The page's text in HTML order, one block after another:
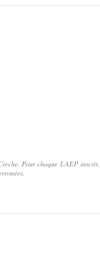
Pour chaque LAEP